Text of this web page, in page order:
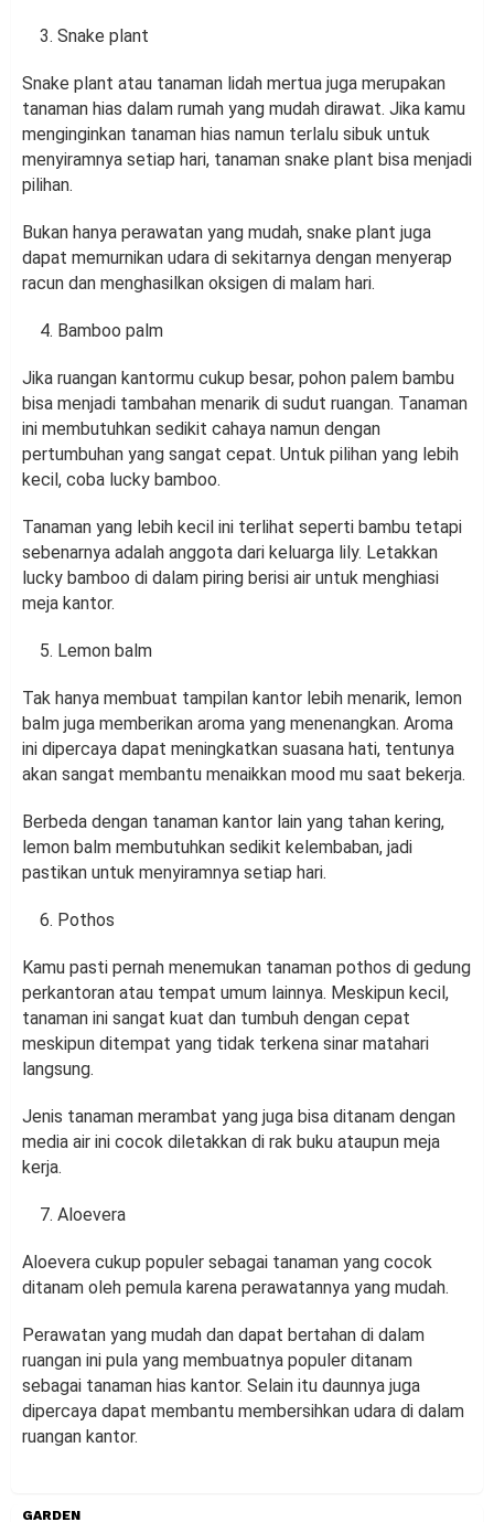
Snake plant
Snake plant atau tanaman lidah mertua juga merupakan
tanaman hias dalam rumah yang mudah dirawat. Jika kamu
menginginkan tanaman hias namun terlalu sibuk untuk
menyiramnya setiap hari, tanaman snake plant bisa menjadi
pilihan.
Bukan hanya perawatan yang mudah, snake plant juga
dapat memurnikan udara di sekitarnya dengan menyerap
racun dan menghasilkan oksigen di malam hari.
Bamboo palm
Jika ruangan kantormu cukup besar, pohon palem bambu
bisa menjadi tambahan menarik di sudut ruangan. Tanaman
ini membutuhkan sedikit cahaya namun dengan
pertumbuhan yang sangat cepat. Untuk pilihan yang lebih
kecil, coba lucky bamboo.
Tanaman yang lebih kecil ini terlihat seperti bambu tetapi
sebenarnya adalah anggota dari keluarga lily. Letakkan
lucky bamboo di dalam piring berisi air untuk menghiasi
meja kantor.
Lemon balm
Tak hanya membuat tampilan kantor lebih menarik, lemon
balm juga memberikan aroma yang menenangkan. Aroma
ini dipercaya dapat meningkatkan suasana hati, tentunya
akan sangat membantu menaikkan mood mu saat bekerja.
Berbeda dengan tanaman kantor lain yang tahan kering,
lemon balm membutuhkan sedikit kelembaban, jadi
pastikan untuk menyiramnya setiap hari.
Pothos
Kamu pasti pernah menemukan tanaman pothos di gedung
perkantoran atau tempat umum lainnya. Meskipun kecil,
tanaman ini sangat kuat dan tumbuh dengan cepat
meskipun ditempat yang tidak terkena sinar matahari
langsung.
Jenis tanaman merambat yang juga bisa ditanam dengan
media air ini cocok diletakkan di rak buku ataupun meja
kerja.
Aloevera
Aloevera cukup populer sebagai tanaman yang cocok
ditanam oleh pemula karena perawatannya yang mudah.
Perawatan yang mudah dan dapat bertahan di dalam
ruangan ini pula yang membuatnya populer ditanam
sebagai tanaman hias kantor. Selain itu daunnya juga
dipercaya dapat membantu membersihkan udara di dalam
ruangan kantor.
GARDEN